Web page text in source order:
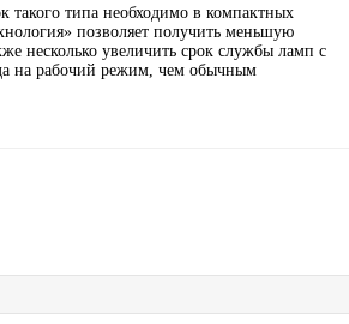
такого типа необходимо в компактных
позволяет получить меньшую
несколько увеличить срок службы ламп с
на рабочий режим, чем обычным